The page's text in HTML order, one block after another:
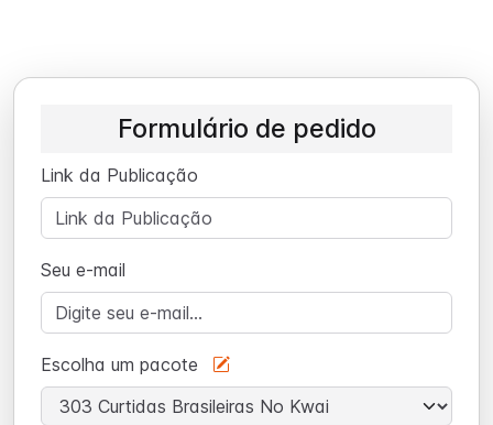
Formulário de pedido
Link da Publicação
Seu e-mail
Escolha um pacote